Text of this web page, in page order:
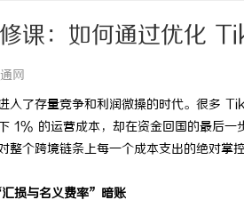
课：如何通过优化
网
入了存量竞争和利润微操的时代。很多
1% 的运营成本，却在资金回国的最
整个跨境链条上每一个成本支出的绝对掌
损与名义费率”暗账